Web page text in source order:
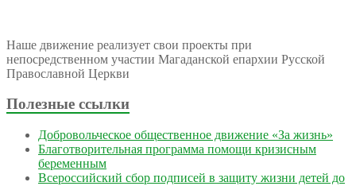
Наше движение реализует свои проекты при
непосредственном участии Магаданской епархии Русской
Православной Церкви
Полезные ссылки
Добровольческое общественное движение «За жизнь»
Благотворительная программа помощи кризисным
беременным
Всероссийский сбор подписей в защиту жизни детей до